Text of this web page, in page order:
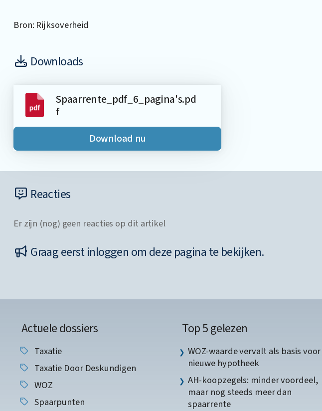
Bron: Rijksoverheid
Downloads
Spaarrente_pdf_6_pagina's.pd
f
Download nu
Reacties
Er zijn (nog) geen reacties op dit artikel
Graag eerst inloggen om deze pagina te bekijken.
Actuele dossiers
Taxatie
Taxatie Door Deskundigen
WOZ
Spaarpunten
Top 5 gelezen
WOZ-waarde vervalt als basis voor
nieuwe hypotheek
AH-koopzegels: minder voordeel,
maar nog steeds meer dan
spaarrente